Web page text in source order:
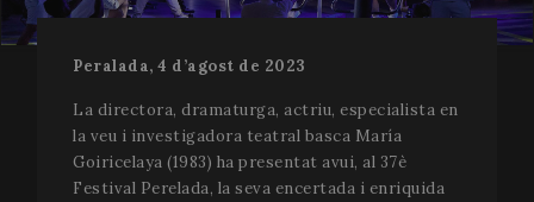
Peralada, 4 d’agost de 2023
La directora, dramaturga, actriu, especialista en
la veu i investigadora teatral basca María
Goiricelaya (1983) ha presentat avui, al 37è
Festival Perelada, la seva encertada i enriquida